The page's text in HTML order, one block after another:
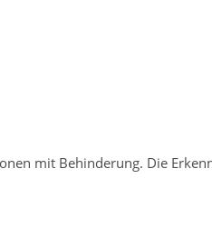
mit Behinderung. Die